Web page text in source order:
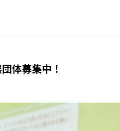
体募集中！